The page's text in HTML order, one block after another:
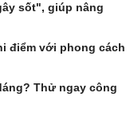
sốt", giúp nâng
điểm với phong cách
Thử ngay công